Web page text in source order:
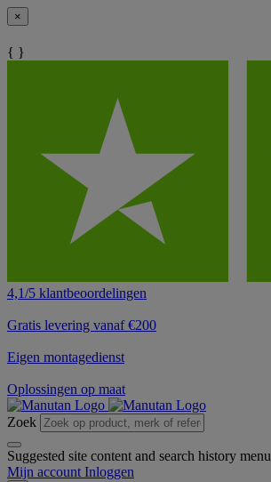
×
{ }
4,1/5 klantbeoordelingen
Gratis levering vanaf €200
Eigen montagedienst
Oplossingen op maat
Zoek
Suggested site content and search history menu
Mijn account Inloggen